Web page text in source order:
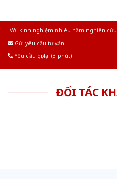
Với kinh nghiệm nhiêu năm nghiên
Gửi yêu cầu tư vấn
Yêu cầu gọi lại (3 phút)
ĐỐI TÁC